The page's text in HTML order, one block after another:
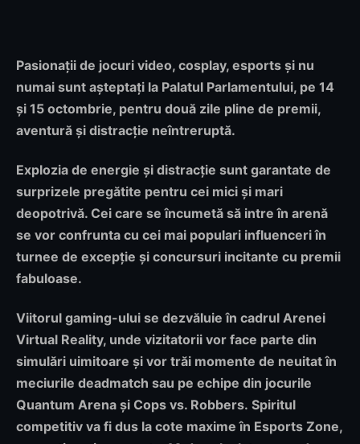
Pasionații de jocuri video, cosplay, esports și nu
numai sunt așteptați la Palatul Parlamentului, pe 14
și 15 octombrie, pentru două zile pline de premii,
aventură și distracție neîntreruptă.
Explozia de energie și distracție sunt garantate de
surprizele pregătite pentru cei mici și mari
deopotrivă. Cei care se încumetă să intre în arenă
se vor confrunta cu cei mai populari influenceri în
turnee de excepție și concursuri incitante cu premii
fabuloase.
Viitorul gaming-ului se dezvăluie în cadrul Arenei
Virtual Reality, unde vizitatorii vor face parte din
simulări uimitoare și vor trăi momente de neuitat în
meciurile deadmatch sau pe echipe din jocurile
Quantum Arena și Cops vs. Robbers. Spiritul
competitiv va fi dus la cote maxime în Esports Zone,